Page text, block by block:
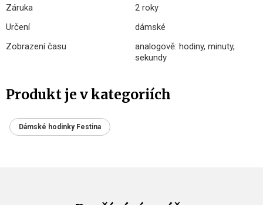
Záruka
2 roky
Určení
dámské
Zobrazení času
analogově: hodiny, minuty,
sekundy
Produkt je v kategoriích
Dámské hodinky Festina